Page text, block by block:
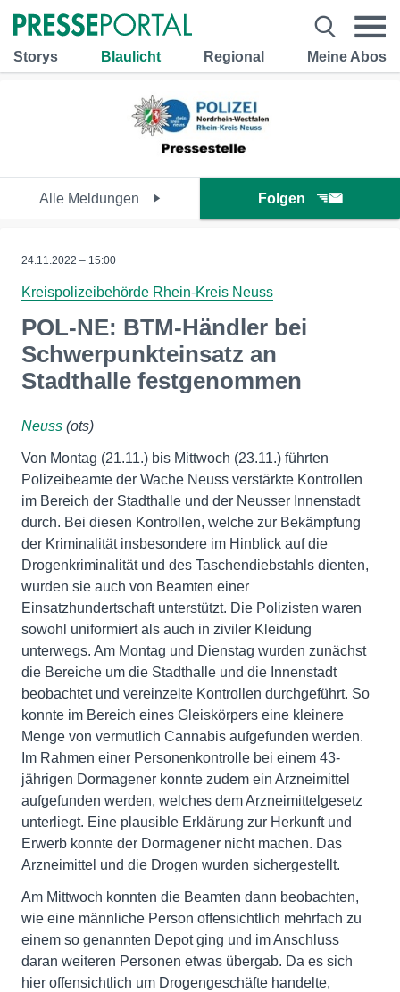
Storys Blaulicht Regional Meine Abos
Alle Meldungen Folgen
24.11.2022 – 15:00
Kreispolizeibehörde Rhein-Kreis Neuss
POL-NE: BTM-Händler bei
Schwerpunkteinsatz an
Stadthalle festgenommen
Neuss (ots)
Von Montag (21.11.) bis Mittwoch (23.11.) führten
Polizeibeamte der Wache Neuss verstärkte Kontrollen
im Bereich der Stadthalle und der Neusser Innenstadt
durch. Bei diesen Kontrollen, welche zur Bekämpfung
der Kriminalität insbesondere im Hinblick auf die
Drogenkriminalität und des Taschendiebstahls dienten,
wurden sie auch von Beamten einer
Einsatzhundertschaft unterstützt. Die Polizisten waren
sowohl uniformiert als auch in ziviler Kleidung
unterwegs. Am Montag und Dienstag wurden zunächst
die Bereiche um die Stadthalle und die Innenstadt
beobachtet und vereinzelte Kontrollen durchgeführt. So
konnte im Bereich eines Gleiskörpers eine kleinere
Menge von vermutlich Cannabis aufgefunden werden.
Im Rahmen einer Personenkontrolle bei einem 43-
jährigen Dormagener konnte zudem ein Arzneimittel
aufgefunden werden, welches dem Arzneimittelgesetz
unterliegt. Eine plausible Erklärung zur Herkunft und
Erwerb konnte der Dormagener nicht machen. Das
Arzneimittel und die Drogen wurden sichergestellt.
Am Mittwoch konnten die Beamten dann beobachten,
wie eine männliche Person offensichtlich mehrfach zu
einem so genannten Depot ging und im Anschluss
daran weiteren Personen etwas übergab. Da es sich
hier offensichtlich um Drogengeschäfte handelte,